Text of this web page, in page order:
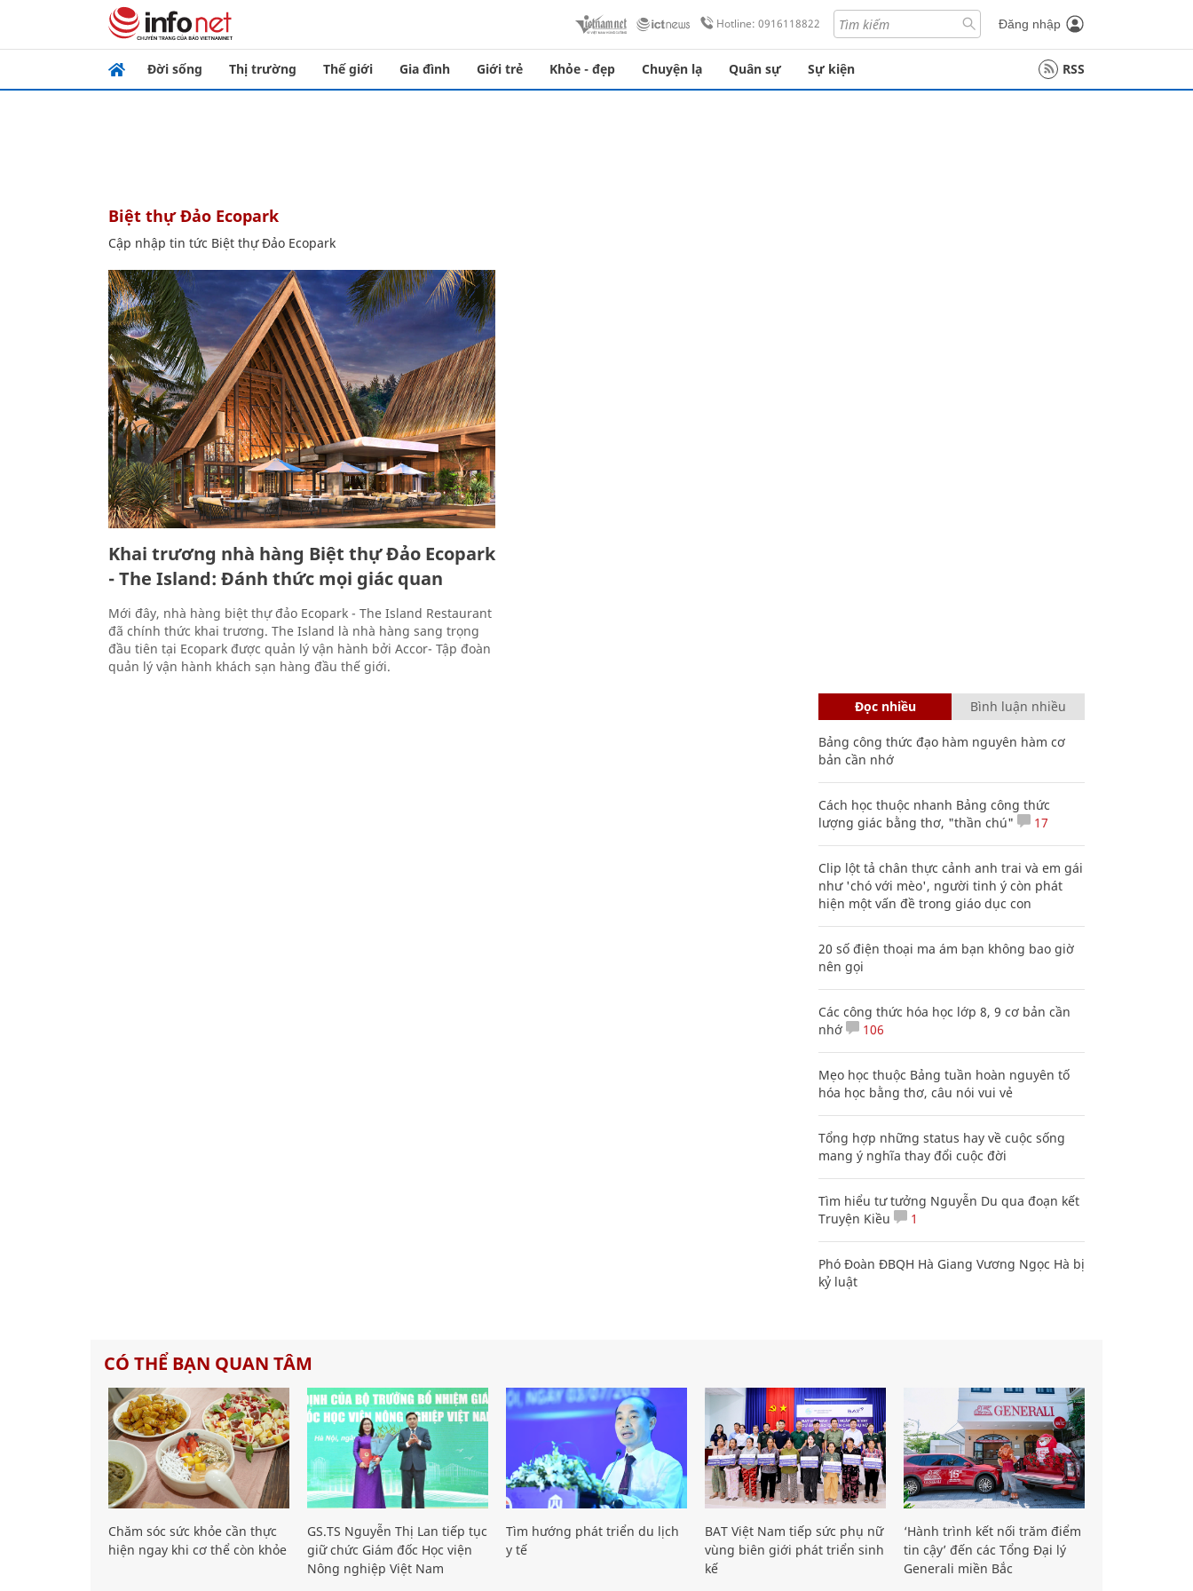
Hotline: 0916118822 Đăng nhập
Đời sống Thị trường Thế giới Gia đình Giới trẻ Khỏe - đẹp Chuyện lạ Quân sự Sự kiện RSS
Biệt thự Đảo Ecopark
Cập nhập tin tức Biệt thự Đảo Ecopark
Khai trương nhà hàng Biệt thự Đảo Ecopark
- The Island: Đánh thức mọi giác quan
Mới đây, nhà hàng biệt thự đảo Ecopark - The Island Restaurant
đã chính thức khai trương. The Island là nhà hàng sang trọng
đầu tiên tại Ecopark được quản lý vận hành bởi Accor- Tập đoàn
quản lý vận hành khách sạn hàng đầu thế giới.
Đọc nhiều Bình luận nhiều
Bảng công thức đạo hàm nguyên hàm cơ
bản cần nhớ
Cách học thuộc nhanh Bảng công thức
lượng giác bằng thơ, "thần chú"
17
Clip lột tả chân thực cảnh anh trai và em gái
như 'chó với mèo', người tinh ý còn phát
hiện một vấn đề trong giáo dục con
20 số điện thoại ma ám bạn không bao giờ
nên gọi
Các công thức hóa học lớp 8, 9 cơ bản cần
nhớ
106
Mẹo học thuộc Bảng tuần hoàn nguyên tố
hóa học bằng thơ, câu nói vui vẻ
Tổng hợp những status hay về cuộc sống
mang ý nghĩa thay đổi cuộc đời
Tìm hiểu tư tưởng Nguyễn Du qua đoạn kết
Truyện Kiều
1
Phó Đoàn ĐBQH Hà Giang Vương Ngọc Hà bị
kỷ luật
CÓ THỂ BẠN QUAN TÂM
Chăm sóc sức khỏe cần thực
hiện ngay khi cơ thể còn khỏe
GS.TS Nguyễn Thị Lan tiếp tục
giữ chức Giám đốc Học viện
Nông nghiệp Việt Nam
Tìm hướng phát triển du lịch
y tế
BAT Việt Nam tiếp sức phụ nữ
vùng biên giới phát triển sinh
kế
‘Hành trình kết nối trăm điểm
tin cậy’ đến các Tổng Đại lý
Generali miền Bắc